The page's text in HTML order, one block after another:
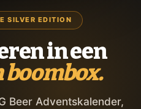
SILVER EDITION
in een
Beer Adventskalender,